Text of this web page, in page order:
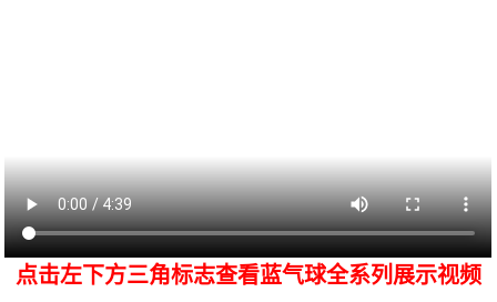
点击左下方三角标志查看蓝气球全系列展示视频